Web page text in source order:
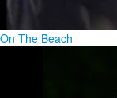
On The Beach